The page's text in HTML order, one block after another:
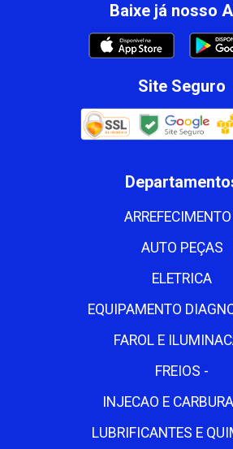
Baixe já nosso
Site Seguro
AUTO PEÇAS
ELETRICA
EQUIPAMENTO
FAROL E
FREIOS -
INJECAO E
LUBRIFICANTES E